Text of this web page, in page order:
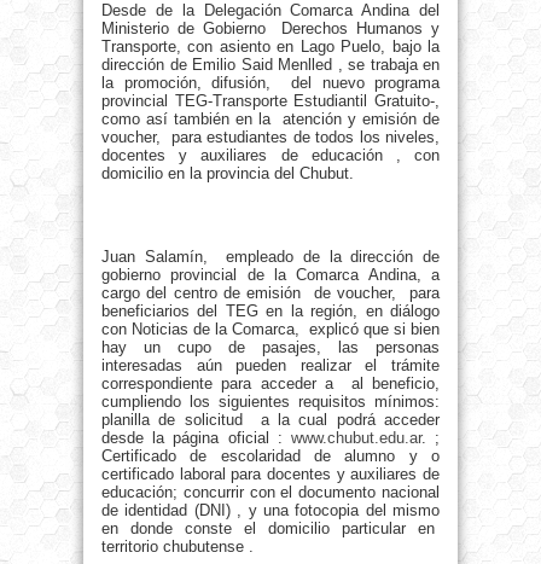
Desde de la Delegación Comarca Andina del
Ministerio de Gobierno Derechos Humanos y
Transporte, con asiento en Lago Puelo, bajo la
dirección de Emilio Said Menlled , se trabaja en
la promoción, difusión, del nuevo programa
provincial TEG-Transporte Estudiantil Gratuito-,
como así también en la atención y emisión de
voucher, para estudiantes de todos los niveles,
docentes y auxiliares de educación , con
domicilio en la provincia del Chubut.
Juan Salamín, empleado de la dirección de
gobierno provincial de la Comarca Andina, a
cargo del centro de emisión de voucher, para
beneficiarios del TEG en la región, en diálogo
con Noticias de la Comarca, explicó que si bien
hay un cupo de pasajes, las personas
interesadas aún pueden realizar el trámite
correspondiente para acceder a al beneficio,
cumpliendo los siguientes requisitos mínimos:
planilla de solicitud a la cual podrá acceder
desde la página oficial : www.chubut.edu.ar. ;
Certificado de escolaridad de alumno y o
certificado laboral para docentes y auxiliares de
educación; concurrir con el documento nacional
de identidad (DNI) , y una fotocopia del mismo
en donde conste el domicilio particular en
territorio chubutense .